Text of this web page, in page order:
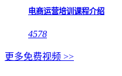
电商运营培训课程介绍
4578
更多免费视频 >>